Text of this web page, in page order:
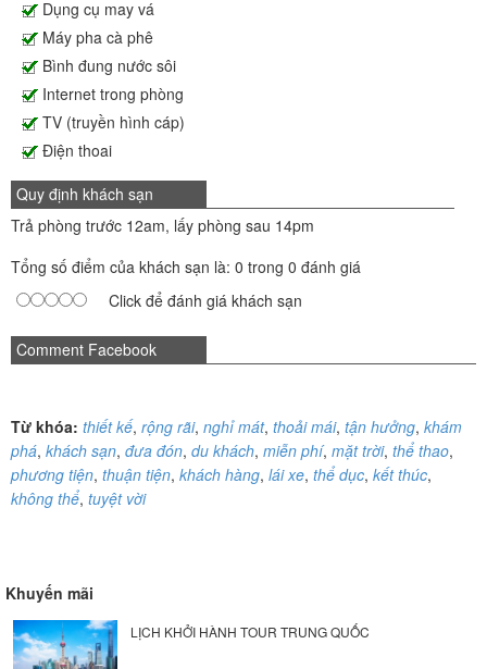
Dụng cụ may vá
Máy pha cà phê
Bình đung nước sôi
Internet trong phòng
TV (truyền hình cáp)
Điện thoai
Quy định khách sạn
Trả phòng trước 12am, lấy phòng sau 14pm
Tổng số điểm của khách sạn là: 0 trong 0 đánh giá
Click để đánh giá khách sạn
Comment Facebook
Từ khóa: thiết kế, rộng rãi, nghỉ mát, thoải mái, tận hưởng, khám
phá, khách sạn, đưa đón, du khách, miễn phí, mặt trời, thể thao,
phương tiện, thuận tiện, khách hàng, lái xe, thể dục, kết thúc,
không thể, tuyệt vời
Khuyến mãi
LỊCH KHỞI HÀNH TOUR TRUNG QUỐC